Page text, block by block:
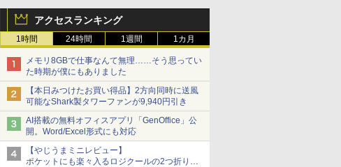
アクセスランキング
1時間 24時間 1週間 1カ月
メモリ8GBで仕事なんて無理……そう思ってい
た時期が僕にもありました
【本日みつけたお買い得品】2方向同時に送風
可能なShark製タワーファンが9,940円引き
AI搭載の無料オフィスアプリ「GenOffice」公
開。Word/Excel形式にも対応
【やじうまミニレビュー】
ポケットにも楽々入るロジクールの2つ折りマ